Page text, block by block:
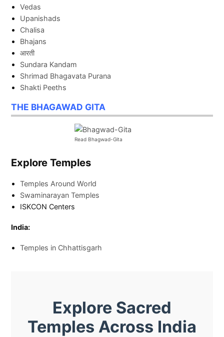
Vedas
Upanishads
Chalisa
Bhajans
आरती
Sundara Kandam
Shrimad Bhagavata Purana
Shakti Peeths
THE BHAGAWAD GITA
Read Bhagwad-Gita
Explore Temples
Temples Around World
Swaminarayan Temples
ISKCON Centers
India:
Temples in Chhattisgarh
Explore Sacred
Temples Across India